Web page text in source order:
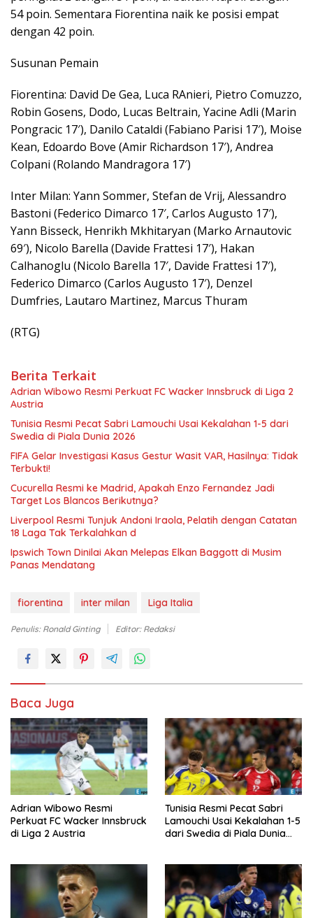
54 poin. Sementara Fiorentina naik ke posisi empat
dengan 42 poin.
Susunan Pemain
Fiorentina: David De Gea, Luca RAnieri, Pietro Comuzzo,
Robin Gosens, Dodo, Lucas Beltrain, Yacine Adli (Marin
Pongracic 17′), Danilo Cataldi (Fabiano Parisi 17′), Moise
Kean, Edoardo Bove (Amir Richardson 17′), Andrea
Colpani (Rolando Mandragora 17′)
Inter Milan: Yann Sommer, Stefan de Vrij, Alessandro
Bastoni (Federico Dimarco 17′, Carlos Augusto 17′),
Yann Bisseck, Henrikh Mkhitaryan (Marko Arnautovic
69′), Nicolo Barella (Davide Frattesi 17′), Hakan
Calhanoglu (Nicolo Barella 17′, Davide Frattesi 17′),
Federico Dimarco (Carlos Augusto 17′), Denzel
Dumfries, Lautaro Martinez, Marcus Thuram
(RTG)
Berita Terkait
Adrian Wibowo Resmi Perkuat FC Wacker Innsbruck di Liga 2
Austria
Tunisia Resmi Pecat Sabri Lamouchi Usai Kekalahan 1-5 dari
Swedia di Piala Dunia 2026
FIFA Gelar Investigasi Kasus Gestur Wasit VAR, Hasilnya: Tidak
Terbukti!
Cucurella Resmi ke Madrid, Apakah Enzo Fernandez Jadi
Target Los Blancos Berikutnya?
Liverpool Resmi Tunjuk Andoni Iraola, Pelatih dengan Catatan
18 Laga Tak Terkalahkan d
Ipswich Town Dinilai Akan Melepas Elkan Baggott di Musim
Panas Mendatang
fiorentina inter milan Liga Italia
Penulis: Ronald Ginting Editor: Redaksi
Baca Juga
Adrian Wibowo Resmi
Perkuat FC Wacker Innsbruck
di Liga 2 Austria
Tunisia Resmi Pecat Sabri
Lamouchi Usai Kekalahan 1-5
dari Swedia di Piala Dunia